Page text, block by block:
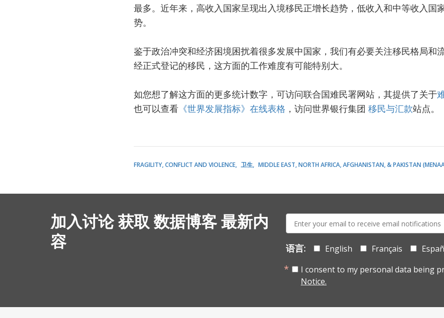
最多。近年来，高收入国家呈现出入境移民正增长趋势，低收入和中等收入国
势。
鉴于政治冲突和经济困境困扰着很多发展中国家，我们有必要关注移民格局和
经正式登记的移民，这方面的工作难度有可能特别大。
如您想了解这方面的更多统计数字，可访问联合国难民署网站，其提供了关于
也可以查看《世界发展指标》在线表格 ，访问世界银行集团 移民与汇款站点。
FRAGILITY, CONFLICT AND VIOLENCE 卫生 MIDDLE EAST, NORTH AFRICA, AFGHANISTAN, & PAKISTAN
加入讨论 获取 数据博客 最新内
容
mail:
语言: English Français
I consent to my personal data being
Notice.